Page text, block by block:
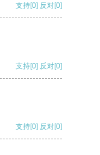
支持[0] 反对[0]
支持[0] 反对[0]
支持[0] 反对[0]